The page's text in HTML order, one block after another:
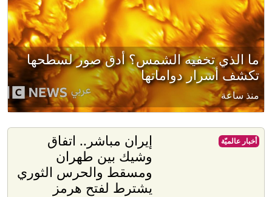
ما الذي تخفيه الشمس؟ أدق صور لسطحها
تكشف أسرار دواماتها
منذ ساعة
إيران مباشر.. اتفاق
وشيك بين طهران
ومسقط والحرس الثوري
يشترط لفتح هرمز
أخبار عالميّة